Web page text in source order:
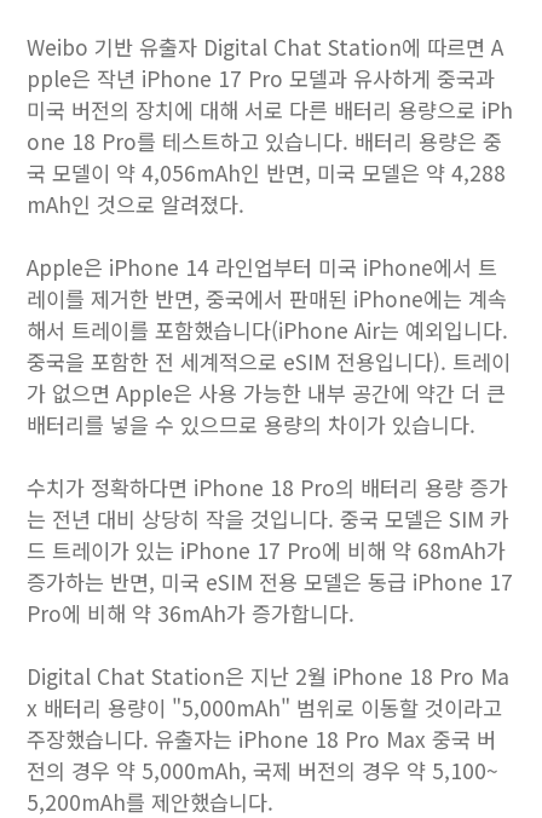
Weibo 기반 유출자 Digital Chat Station에 따르면 A
pple은 작년 iPhone 17 Pro 모델과 유사하게 중국과
미국 버전의 장치에 대해 서로 다른 배터리 용량으로 iPh
one 18 Pro를 테스트하고 있습니다. 배터리 용량은 중
국 모델이 약 4,056mAh인 반면, 미국 모델은 약 4,288
mAh인 것으로 알려졌다.
Apple은 iPhone 14 라인업부터 미국 iPhone에서 트
레이를 제거한 반면, 중국에서 판매된 iPhone에는 계속
해서 트레이를 포함했습니다(iPhone Air는 예외입니다.
중국을 포함한 전 세계적으로 eSIM 전용입니다). 트레이
가 없으면 Apple은 사용 가능한 내부 공간에 약간 더 큰
배터리를 넣을 수 있으므로 용량의 차이가 있습니다.
수치가 정확하다면 iPhone 18 Pro의 배터리 용량 증가
는 전년 대비 상당히 작을 것입니다. 중국 모델은 SIM 카
드 트레이가 있는 iPhone 17 Pro에 비해 약 68mAh가
증가하는 반면, 미국 eSIM 전용 모델은 동급 iPhone 17
Pro에 비해 약 36mAh가 증가합니다.
Digital Chat Station은 지난 2월 iPhone 18 Pro Ma
x 배터리 용량이 "5,000mAh" 범위로 이동할 것이라고
주장했습니다. 유출자는 iPhone 18 Pro Max 중국 버
전의 경우 약 5,000mAh, 국제 버전의 경우 약 5,100~
5,200mAh를 제안했습니다.